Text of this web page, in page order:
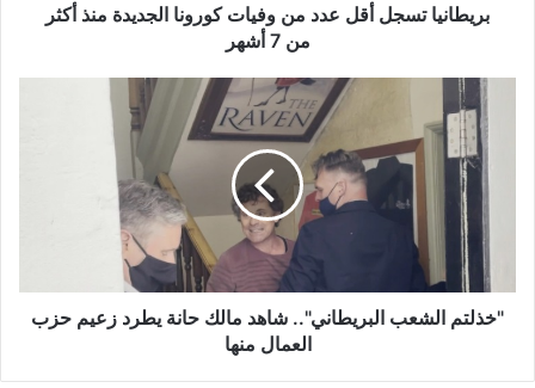
أشهر
بريطانيا تسجل أقل عدد من وفيات كورونا الجديدة منذ أكثر
من 7 أشهر
"خذلتم
الشعب
البريطاني"..
مالك
يطرد
زعيم
حزب
العمال
"خذلتم الشعب البريطاني".. شاهد مالك حانة يطرد زعيم حزب
العمال منها